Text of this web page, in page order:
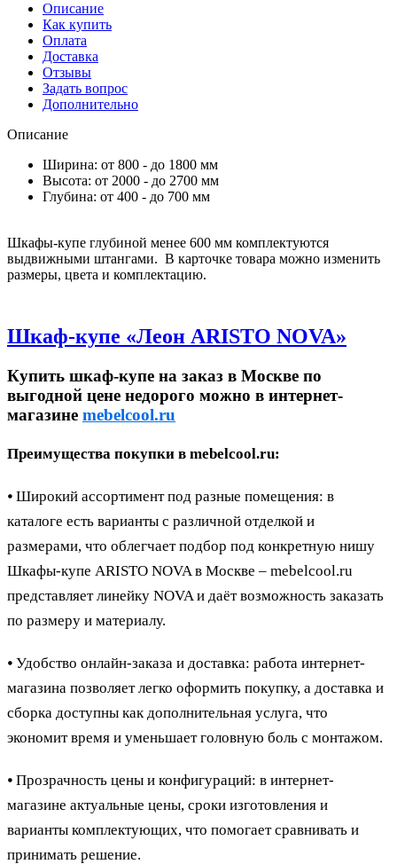
Описание
Как купить
Оплата
Доставка
Отзывы
Задать вопрос
Дополнительно
Описание
Ширина: от 800 - до 1800 мм
Высота: от 2000 - до 2700 мм
Глубина: от 400 - до 700 мм
Шкафы-купе глубиной менее 600 мм комплектуются
выдвижными штангами. В карточке товара можно изменить
размеры, цвета и комплектацию.
Шкаф-купе «Леон ARISTO NOVA»
Купить шкаф-купе на заказ в Москве по
выгодной цене недорого можно в интернет-
магазине mebelcool.ru
Преимущества покупки в mebelcool.ru:
⦁ Широкий ассортимент под разные помещения: в
каталоге есть варианты с различной отделкой и
размерами, что облегчает подбор под конкретную нишу
Шкафы-купе ARISTO NOVA в Москве – mebelcool.ru
представляет линейку NOVA и даёт возможность заказать
по размеру и материалу.
⦁ Удобство онлайн-заказа и доставка: работа интернет-
магазина позволяет легко оформить покупку, а доставка и
сборка доступны как дополнительная услуга, что
экономит время и уменьшает головную боль с монтажом.
⦁ Прозрачность цены и конфигураций: в интернет-
магазине актуальные цены, сроки изготовления и
варианты комплектующих, что помогает сравнивать и
принимать решение.